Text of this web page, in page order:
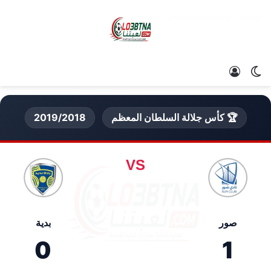
الوضع المظلم
🏆 كأس جلالة السلطان المعظم 2019/2018
صور
1
VS
بدية
0